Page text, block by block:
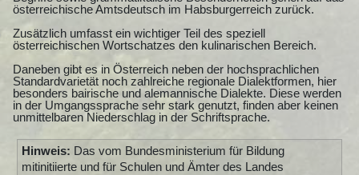
österreichische Amtsdeutsch im Habsburgerreich zurück.
Zusätzlich umfasst ein wichtiger Teil des speziell
österreichischen Wortschatzes den kulinarischen Bereich.
Daneben gibt es in Österreich neben der hochsprachlichen
Standardvarietät noch zahlreiche regionale Dialektformen, hier
besonders bairische und alemannische Dialekte. Diese werden
in der Umgangssprache sehr stark genutzt, finden aber keinen
unmittelbaren Niederschlag in der Schriftsprache.
Hinweis: Das vom Bundesministerium für Bildung
mitinitiierte und für Schulen und Ämter des Landes